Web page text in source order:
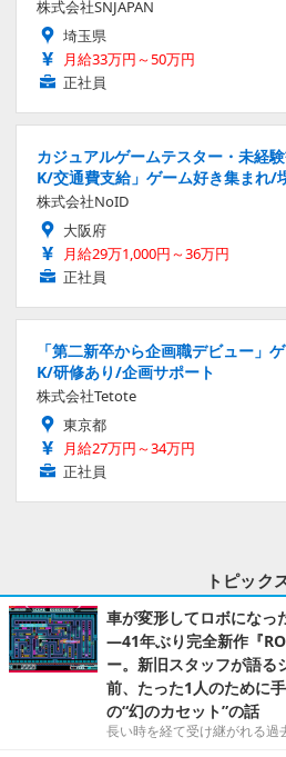
株式会社SNJAPAN
埼玉県
月給33万円～50万円
正社員
カジュアルゲームテスター・未経
K/交通費支給」ゲーム好き集まれ/
株式会社NoID
大阪府
月給29万1,000円～36万円
正社員
「第二新卒から企画職デビュー」
K/研修あり/企画サポート
株式会社Tetote
東京都
月給27万円～34万円
正社員
トピックス
車が変形してロボになっ
―41年ぶり完全新作『
ー。新旧スタッフが語る
前、たった1人のために
の“幻のカセット”の話
長い時を経て受け継がれる過